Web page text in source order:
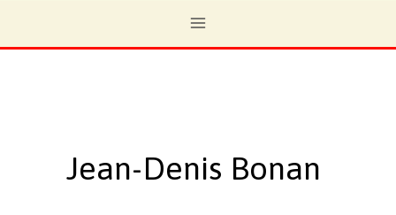
MAIN
Jean-Denis Bonan